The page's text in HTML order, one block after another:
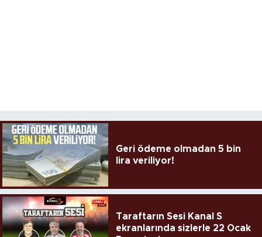
Geri ödeme olmadan 5 bin
lira veriliyor!
Taraftarın Sesi Kanal S
ekranlarında sizlerle 22 Ocak